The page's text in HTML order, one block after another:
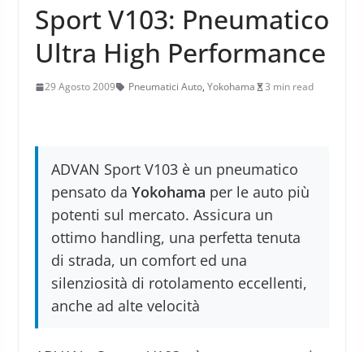
Sport V103: Pneumatico
Ultra High Performance
29 Agosto 2009 Pneumatici Auto, Yokohama 3 min read
ADVAN Sport V103 è un pneumatico
pensato da Yokohama per le auto più
potenti sul mercato. Assicura un
ottimo handling, una perfetta tenuta
di strada, un comfort ed una
silenziosità di rotolamento eccellenti,
anche ad alte velocità